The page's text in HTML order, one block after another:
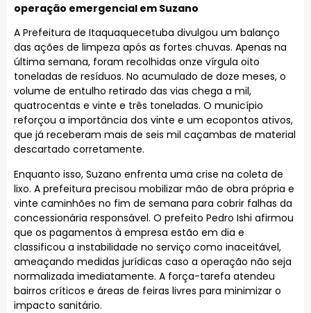
operação emergencial em Suzano
A Prefeitura de Itaquaquecetuba divulgou um balanço
das ações de limpeza após as fortes chuvas. Apenas na
última semana, foram recolhidas onze vírgula oito
toneladas de resíduos. No acumulado de doze meses, o
volume de entulho retirado das vias chega a mil,
quatrocentas e vinte e três toneladas. O município
reforçou a importância dos vinte e um ecopontos ativos,
que já receberam mais de seis mil caçambas de material
descartado corretamente.
Enquanto isso, Suzano enfrenta uma crise na coleta de
lixo. A prefeitura precisou mobilizar mão de obra própria e
vinte caminhões no fim de semana para cobrir falhas da
concessionária responsável. O prefeito Pedro Ishi afirmou
que os pagamentos à empresa estão em dia e
classificou a instabilidade no serviço como inaceitável,
ameaçando medidas jurídicas caso a operação não seja
normalizada imediatamente. A força-tarefa atendeu
bairros críticos e áreas de feiras livres para minimizar o
impacto sanitário.